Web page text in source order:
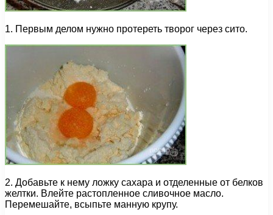
1. Первым делом нужно протереть творог через сито.
2. Добавьте к нему ложку сахара и отделенные от белков
желтки. Влейте растопленное сливочное масло.
Перемешайте, всыпьте манную крупу.